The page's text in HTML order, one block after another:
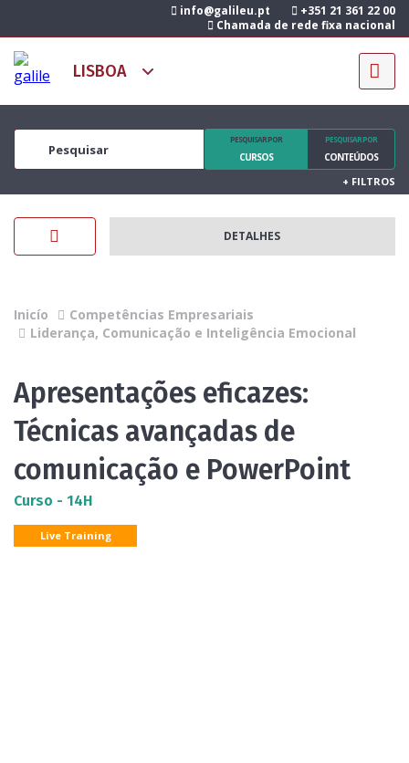
info@galileu.pt
+351 21 361 22 00
Chamada de rede fixa nacional
PESQUISAR POR
CURSOS
PESQUISAR POR
CONTEÚDOS
+ FILTROS
DETALHES
Inicío
Competências Empresariais
Liderança, Comunicação e Inteligência Emocional
Apresentações eficazes:
Técnicas avançadas de
comunicação e PowerPoint
Curso - 14H
Live Training